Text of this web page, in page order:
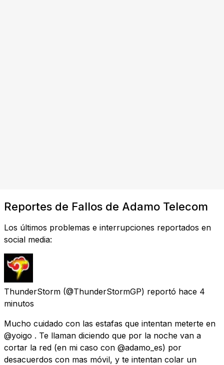
Reportes de Fallos de Adamo Telecom
Los últimos problemas e interrupciones reportados en
social media:
ThunderStorm (@ThunderStormGP) reportó hace 4
minutos
Mucho cuidado con las estafas que intentan meterte en
@yoigo . Te llaman diciendo que por la noche van a
cortar la red (en mi caso con @adamo_es) por
desacuerdos con mas móvil, y te intentan colar un